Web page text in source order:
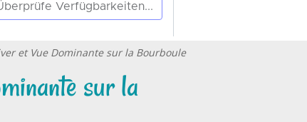
et Vue Dominante sur la Bourboule
sur la